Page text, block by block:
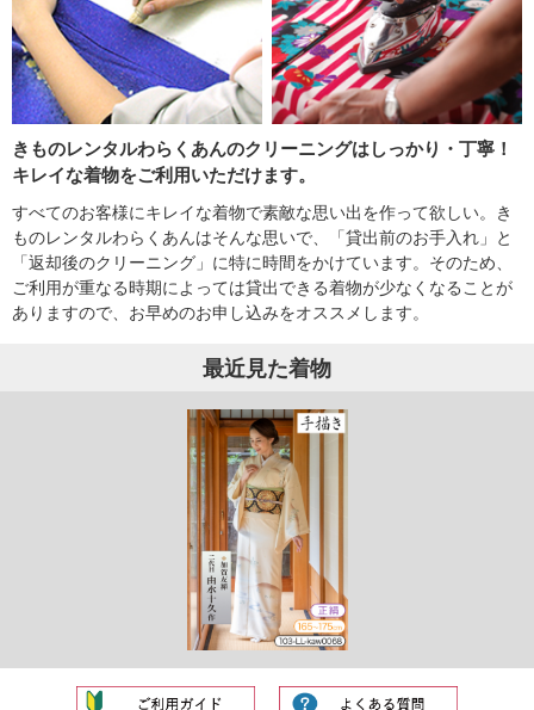
きものレンタルわらくあんのクリーニングはしっかり・丁寧！
キレイな着物をご利用いただけます。
すべてのお客様にキレイな着物で素敵な思い出を作って欲しい。き
ものレンタルわらくあんはそんな思いで、「貸出前のお手入れ」と
「返却後のクリーニング」に特に時間をかけています。そのため、
ご利用が重なる時期によっては貸出できる着物が少なくなることが
ありますので、お早めのお申し込みをオススメします。
最近見た着物